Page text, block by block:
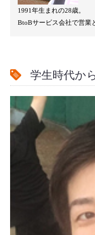
1991年生まれの28歳。
BtoBサービス会社で営業
学生時代か